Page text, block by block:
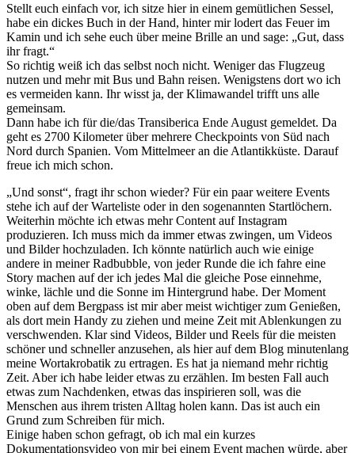
Stellt euch einfach vor, ich sitze hier in einem gemütlichen Sessel,
habe ein dickes Buch in der Hand, hinter mir lodert das Feuer im
Kamin und ich sehe euch über meine Brille an und sage: „Gut, dass
ihr fragt.“
So richtig weiß ich das selbst noch nicht. Weniger das Flugzeug
nutzen und mehr mit Bus und Bahn reisen. Wenigstens dort wo ich
es vermeiden kann. Ihr wisst ja, der Klimawandel trifft uns alle
gemeinsam.
Dann habe ich für die/das Transiberica Ende August gemeldet. Da
geht es 2700 Kilometer über mehrere Checkpoints von Süd nach
Nord durch Spanien. Vom Mittelmeer an die Atlantikküste. Darauf
freue ich mich schon.
„Und sonst“, fragt ihr schon wieder? Für ein paar weitere Events
stehe ich auf der Warteliste oder in den sogenannten Startlöchern.
Weiterhin möchte ich etwas mehr Content auf Instagram
produzieren. Ich muss mich da immer etwas zwingen, um Videos
und Bilder hochzuladen. Ich könnte natürlich auch wie einige
andere in meiner Radbubble, von jeder Runde die ich fahre eine
Story machen auf der ich jedes Mal die gleiche Pose einnehme,
winke, lächle und die Sonne im Hintergrund habe. Der Moment
oben auf dem Bergpass ist mir aber meist wichtiger zum Genießen,
als dort mein Handy zu ziehen und meine Zeit mit Ablenkungen zu
verschwenden. Klar sind Videos, Bilder und Reels für die meisten
schöner und schneller anzusehen, als hier auf dem Blog minutenlang
meine Wortakrobatik zu ertragen. Es hat ja niemand mehr richtig
Zeit. Aber ich habe leider etwas zu erzählen. Im besten Fall auch
etwas zum Nachdenken, etwas das inspirieren soll, was die
Menschen aus ihrem tristen Alltag holen kann. Das ist auch ein
Grund zum Schreiben für mich.
Einige haben schon gefragt, ob ich mal ein kurzes
Dokumentationsvideo von mir bei einem Event machen würde, aber